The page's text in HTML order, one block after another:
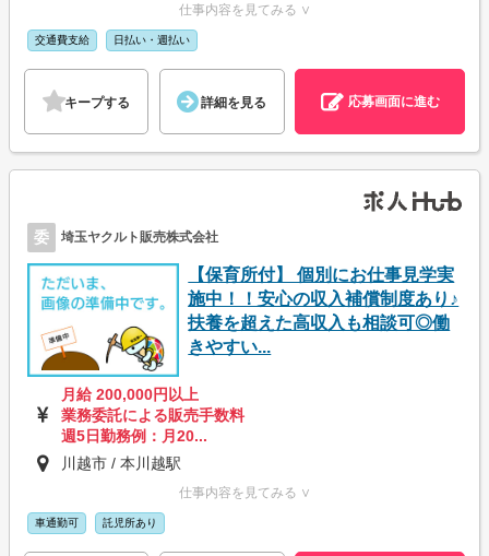
仕事内容を見てみる ∨
交通費支給 日払い・週払い
キープする 詳細を見る 応募画面に進む
委 埼玉ヤクルト販売株式会社
【保育所付】 個別にお仕事見学実
施中！！安心の収入補償制度あり♪
扶養を超えた高収入も相談可◎働
きやすい...
月給 200,000円以上
業務委託による販売手数料
週5日勤務例：月20...
川越市 / 本川越駅
仕事内容を見てみる ∨
車通勤可 託児所あり